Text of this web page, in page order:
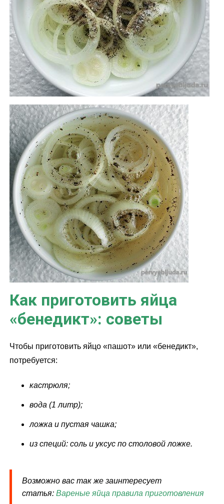
Как приготовить яйца
«бенедикт»: советы
Чтобы приготовить яйцо «пашот» или «бенедикт»,
потребуется:
кастрюля;
вода (1 литр);
ложка и пустая чашка;
из специй: соль и уксус по столовой ложке.
Возможно вас так же заинтересует
статья:Вареные яйца правила приготовления